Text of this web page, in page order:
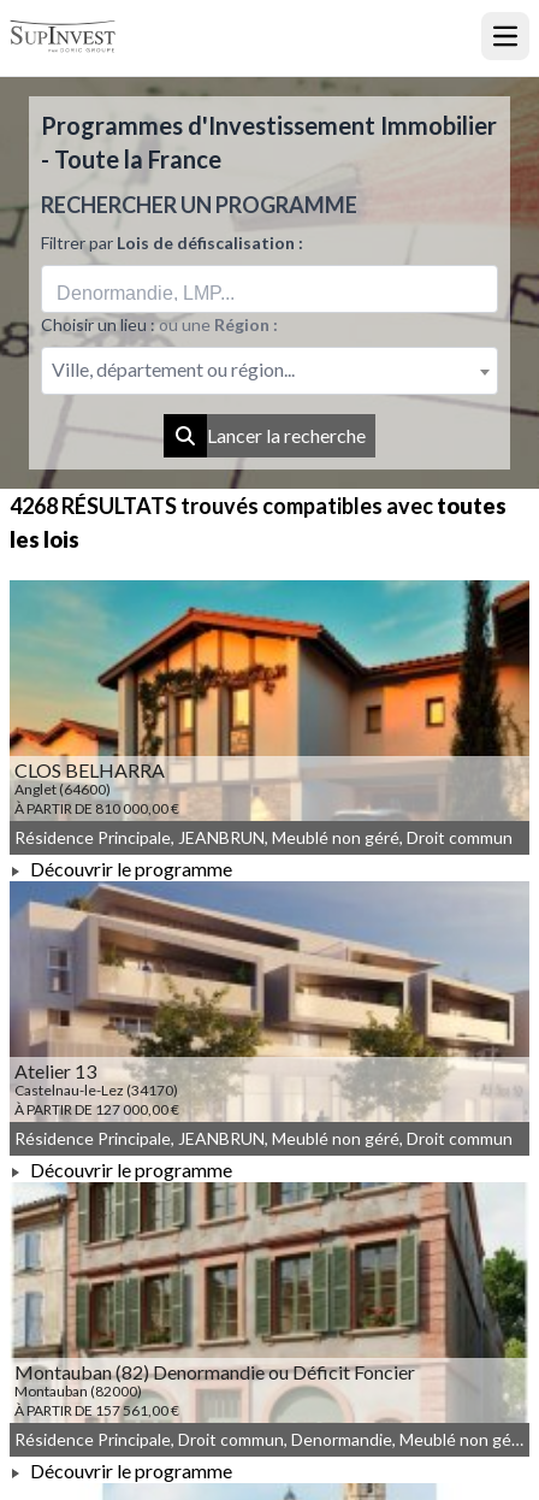
Programmes d'Investissement Immobilier
- Toute la France
RECHERCHER UN PROGRAMME
Filtrer par Lois de défiscalisation :
Choisir un lieu :ou une Région :
Ville, département ou région...
Lancer la recherche
4268 RÉSULTATStrouvés compatibles avectoutes
les lois
CLOS BELHARRA
Anglet (64600)
À PARTIR DE 810 000,00 €
À PARTIR DE 810 000,00 €
Résidence Principale, JEANBRUN, Meublé non géré, Droit commun
Découvrir le programme
Atelier 13
Castelnau-le-Lez (34170)
À PARTIR DE 127 000,00 €
À PARTIR DE 127 000,00 €
Résidence Principale, JEANBRUN, Meublé non géré, Droit commun
Découvrir le programme
Montauban (82) Denormandie ou Déficit Foncier
Montauban (82000)
À PARTIR DE 157 561,00 €
Résidence Principale, Droit commun, Denormandie, Meublé non géré
Découvrir le programme